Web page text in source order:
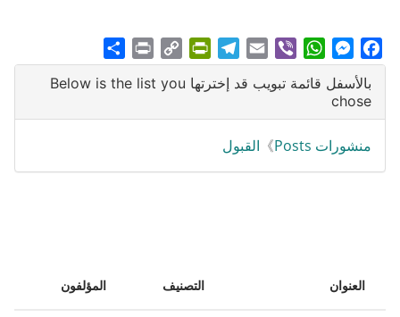
Facebook
Messenger
WhatsApp
Viber
Email
Telegram
PrintFriendly
Copy
Link
Print
بالأسفل قائمة تبويب قد إخترتها Below is the list you
chose
منشورات Posts 》 القبول
العنوان التصنيف المؤلفون